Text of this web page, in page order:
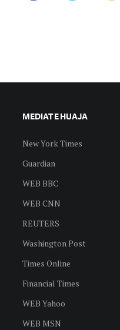
MEDIAT E HUAJA
New York Times
Guardian
WEB BBC
WEB CNN
REUTERS
Washington Post
Times Online
Financial Times
WEB Yahoo
WEB MSN